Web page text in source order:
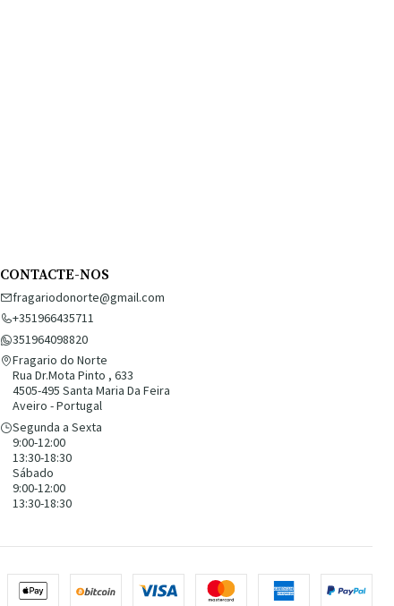
CONTACTE-NOS
fragariodonorte@gmail.com
+351966435711
351964098820
Fragario do Norte
Rua Dr.Mota Pinto , 633
4505-495 Santa Maria Da Feira
Aveiro - Portugal
Segunda a Sexta
9:00-12:00
13:30-18:30
Sábado
9:00-12:00
13:30-18:30